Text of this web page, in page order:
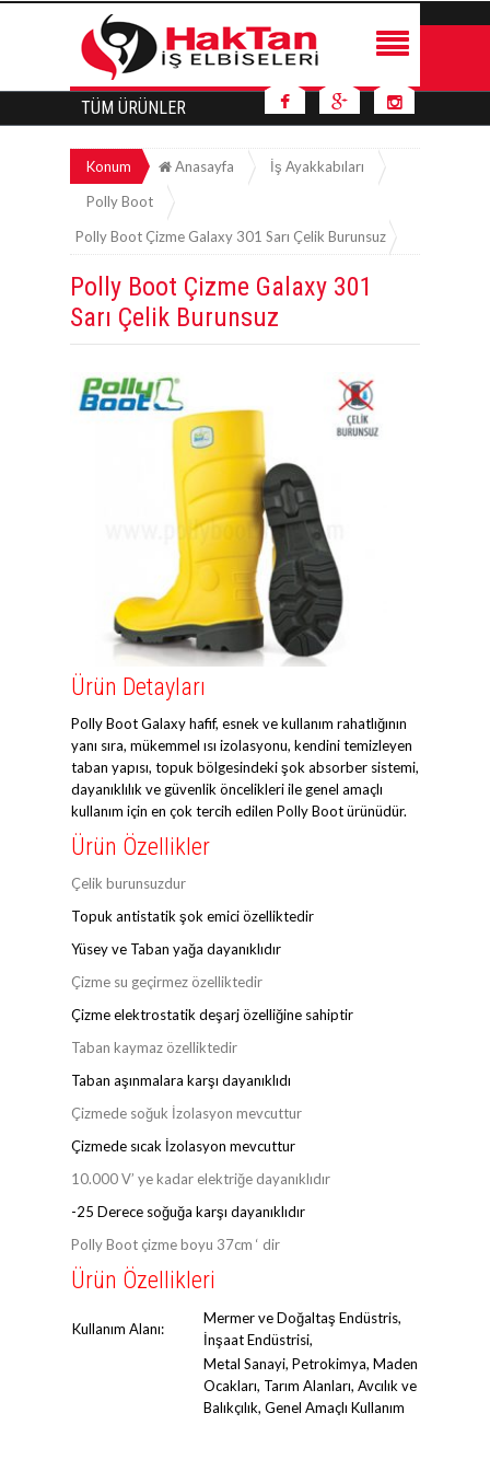
TÜM ÜRÜNLER
Konum Anasayfa
İş Ayakkabıları
Polly Boot
Polly Boot Çizme Galaxy 301 Sarı Çelik Burunsuz
Polly Boot Çizme Galaxy 301
Sarı Çelik Burunsuz
Ürün Detayları
Polly Boot Galaxy hafif, esnek ve kullanım rahatlığının
yanı sıra, mükemmel ısı izolasyonu, kendini temizleyen
taban yapısı, topuk bölgesindeki şok absorber sistemi,
dayanıklılık ve güvenlik öncelikleri ile genel amaçlı
kullanım için en çok tercih edilen Polly Boot ürünüdür.
Ürün Özellikler
Çelik burunsuzdur
Topuk antistatik şok emici özelliktedir
Yüsey ve Taban yağa dayanıklıdır
Çizme su geçirmez özelliktedir
Çizme elektrostatik deşarj özelliğine sahiptir
Taban kaymaz özelliktedir
Taban aşınmalara karşı dayanıklıdı
Çizmede soğuk İzolasyon mevcuttur
Çizmede sıcak İzolasyon mevcuttur
10.000 V’ ye kadar elektriğe dayanıklıdır
-25 Derece soğuğa karşı dayanıklıdır
Polly Boot çizme boyu 37cm ‘ dir
Ürün Özellikleri
Kullanım Alanı:
Mermer ve Doğaltaş Endüstris,
İnşaat Endüstrisi,
Metal Sanayi, Petrokimya, Maden
Ocakları, Tarım Alanları, Avcılık ve
Balıkçılık, Genel Amaçlı Kullanım